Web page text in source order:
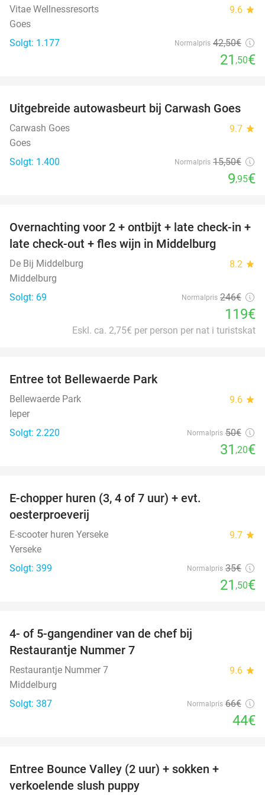
Vitae Wellnessresorts 9.6 star
Goes
Solgt: 1.177
Normalpris 42,50€
21 ,50€
36%
Uitgebreide autowasbeurt bij Carwash Goes
Carwash Goes 9.7 star
Goes
Solgt: 1.400
Normalpris 15,50€
9,95€
52%
Overnachting voor 2 + ontbijt + late check-in +
late check-out + fles wijn in Middelburg
De Bij Middelburg 8.2 star
Middelburg
Solgt: 69
Normalpris 246€
119€
Eskl. ca. 2,75€ per person per nat i turistskat
Entree tot Bellewaerde Park
Bellewaerde Park 9.6 star
Ieper
Solgt: 2.220
Normalpris 50€
31 ,20€
E-chopper huren (3, 4 of 7 uur) + evt.
oesterproeverij
E-scooter huren Yerseke 9.7 star
Yerseke
Solgt: 399
Normalpris 35€
21 ,50€
4- of 5-gangendiner van de chef bij
Restaurantje Nummer 7
Restaurantje Nummer 7 9.6 star
Middelburg
Solgt: 387
Normalpris 66€
44€
Entree Bounce Valley (2 uur) + sokken +
verkoelende slush puppy